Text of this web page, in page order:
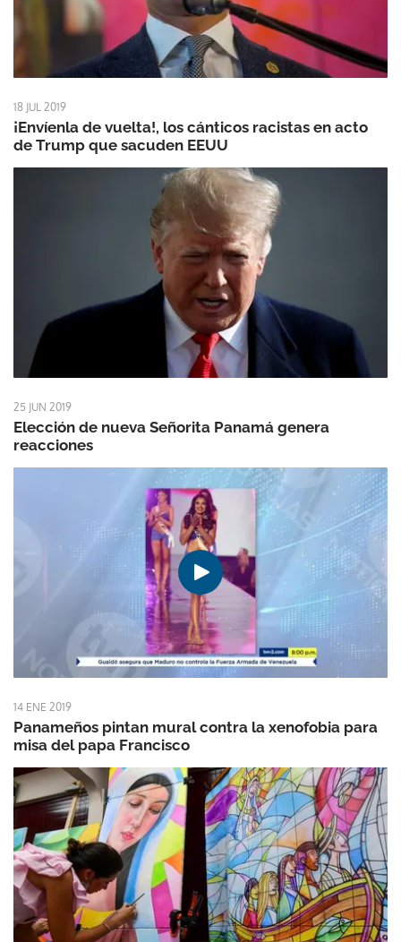
18 JUL 2019
¡Envíenla de vuelta!, los cánticos racistas en acto
de Trump que sacuden EEUU
25 JUN 2019
Elección de nueva Señorita Panamá genera
reacciones
14 ENE 2019
Panameños pintan mural contra la xenofobia para
misa del papa Francisco